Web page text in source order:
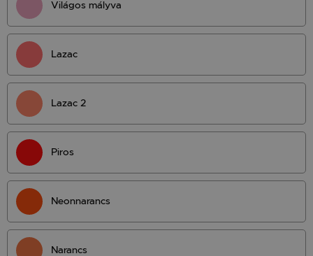
Világos mályva
Lazac
Lazac 2
Piros
Neonnarancs
Narancs